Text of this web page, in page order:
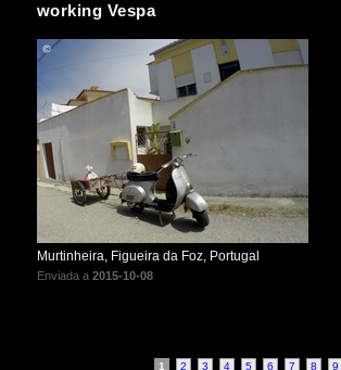
working Vespa
Murtinheira, Figueira da Foz, Portugal
Enviada a 2015-10-08
1 2 3 4 5 6 7 8 9